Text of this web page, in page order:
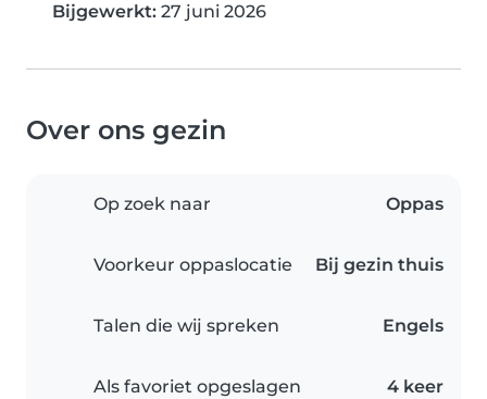
Bijgewerkt: 27 juni 2026
Over ons gezin
Op zoek naar Oppas
Voorkeur oppaslocatie Bij gezin thuis
Talen die wij spreken Engels
Als favoriet opgeslagen 4 keer